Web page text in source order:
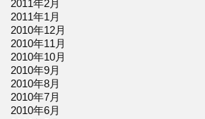
2011年2月
2011年1月
2010年12月
2010年11月
2010年10月
2010年9月
2010年8月
2010年7月
2010年6月